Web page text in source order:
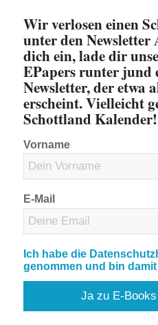
Wir verlosen einen
unter den
dich ein, lade dir
EPapers runter jund
Newsletter, der etwa
erscheint. Vielleicht
Schottland Kalender!
Vorname
E-Mail
Ich habe die
genommen und bin